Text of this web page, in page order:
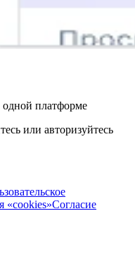
одной платформе
или авторизуйтесь
«cookies»Согласие